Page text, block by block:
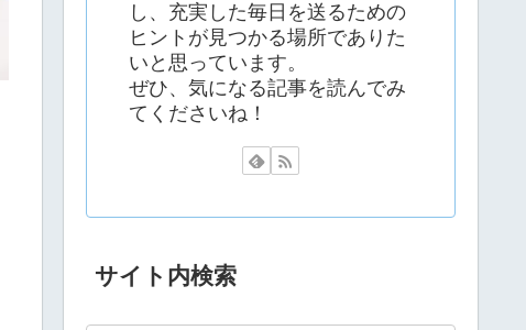
し、充実した毎日を送るための
ヒントが見つかる場所でありた
いと思っています。
ぜひ、気になる記事を読んでみ
てくださいね！
サイト内検索